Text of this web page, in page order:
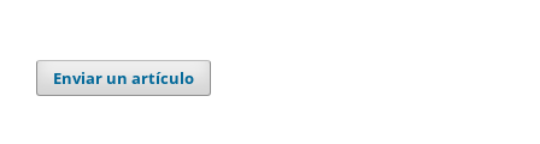
Enviar un artículo